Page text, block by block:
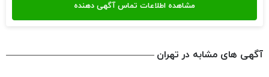
آگهی های مشابه در تهران